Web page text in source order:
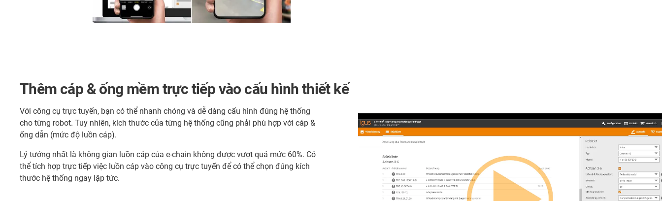
Thêm cáp & ống mềm trực tiếp vào cấu hình thiết kế
Với công cụ trực tuyến, bạn có thể nhanh chóng và dễ dàng cấu hình đúng hệ thống
cho từng robot. Tuy nhiên, kích thước của từng hệ thống cũng phải phù hợp với cáp &
ống dẫn (mức độ luồn cáp).
Lý tưởng nhất là không gian luồn cáp của e-chain không được vượt quá mức 60%. Có
thể tích hợp trực tiếp việc luồn cáp vào công cụ trực tuyến để có thể chọn đúng kích
thước hệ thống ngay lập tức.